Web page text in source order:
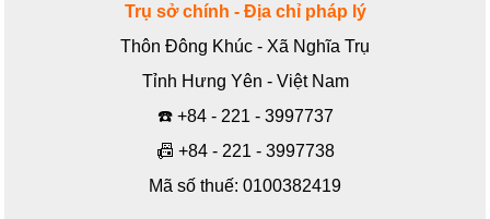
Trụ sở chính - Địa chỉ pháp lý
Thôn Đông Khúc - Xã Nghĩa Trụ
Tỉnh Hưng Yên - Việt Nam
☎️ +84 - 221 - 3997737
📠 +84 - 221 - 3997738
Mã số thuế: 0100382419